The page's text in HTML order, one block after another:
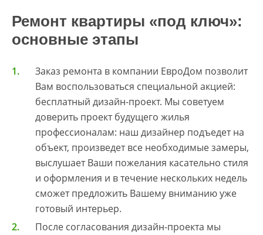
Ремонт квартиры «под ключ»:
основные этапы
Заказ ремонта в компании ЕвроДом позволит
Вам воспользоваться специальной акцией:
бесплатный дизайн-проект. Мы советуем
доверить проект будущего жилья
профессионалам: наш дизайнер подъедет на
объект, произведет все необходимые замеры,
выслушает Ваши пожелания касательно стиля
и оформления и в течение нескольких недель
сможет предложить Вашему вниманию уже
готовый интерьер.
После согласования дизайн-проекта мы